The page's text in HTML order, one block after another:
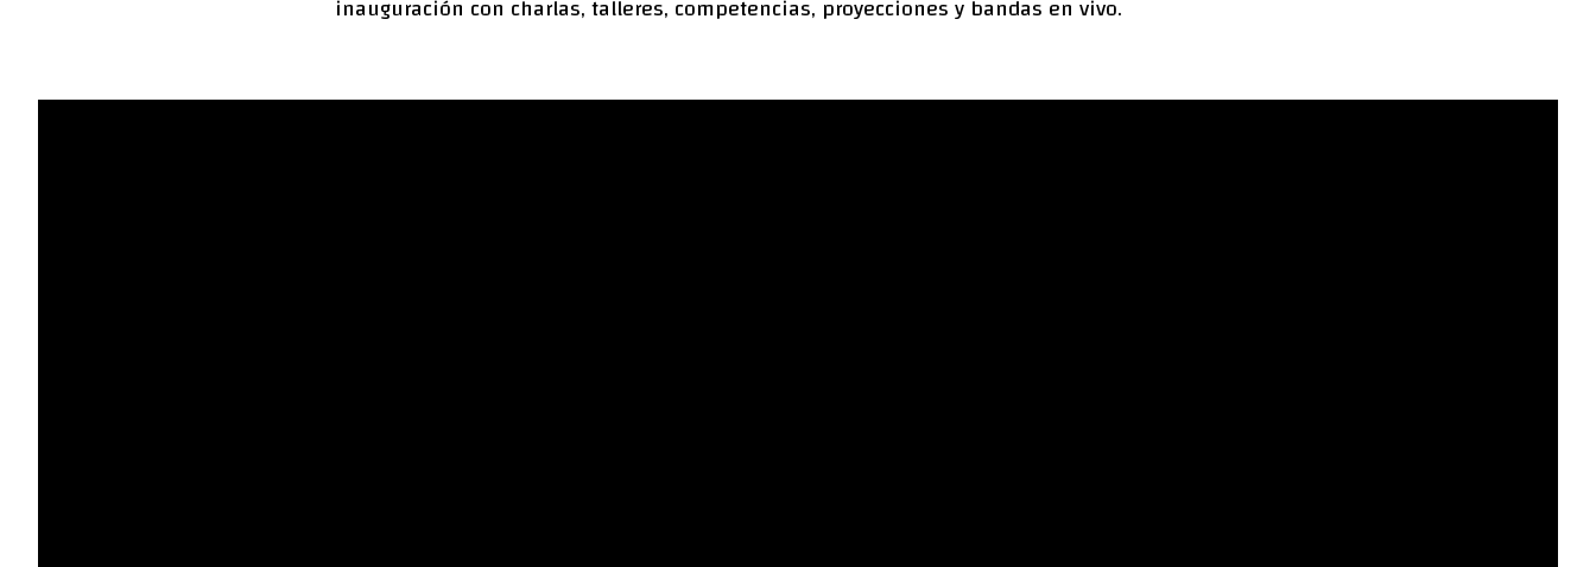
inauguración con charlas, talleres, competencias, proyecciones y bandas en vivo.